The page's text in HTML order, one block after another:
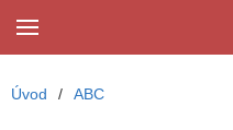
Úvod / ABC